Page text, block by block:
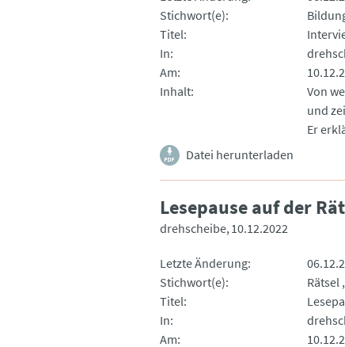
Stichwort(e)
Titel
In
Am
Inhalt
Von
und
Er
Datei herunterladen
Lesepause auf der
drehscheibe 10.12.2022
Letzte Änderung
Stichwort(e)
Rätsel
Titel
In
Am